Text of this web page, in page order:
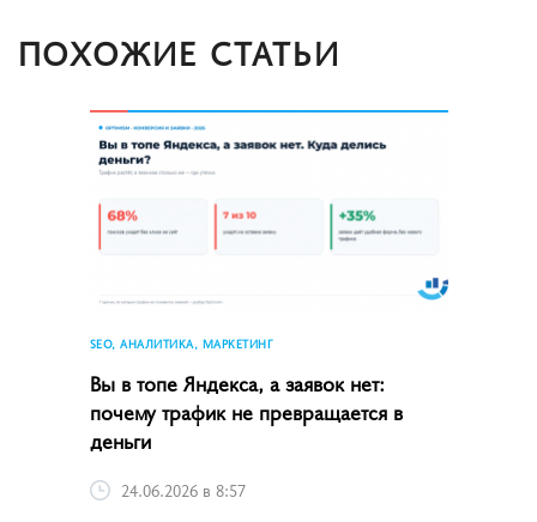
ПОХОЖИЕ СТАТЬИ
SEO, АНАЛИТИКА, МАРКЕТИНГ
Вы в топе Яндекса, а заявок нет:
почему трафик не превращается в
деньги
24.06.2026 в 8:57